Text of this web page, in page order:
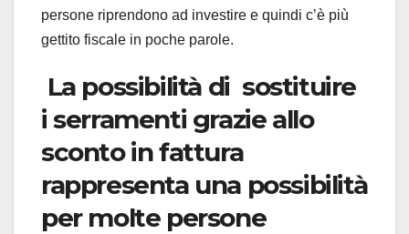
persone riprendono ad investire e quindi c’è più
gettito fiscale in poche parole.
La possibilità di sostituire
i serramenti grazie allo
sconto in fattura
rappresenta una possibilità
per molte persone